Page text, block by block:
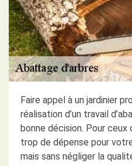
Faire appel à un jardinier
réalisation d’un travail
bonne décision. Pour
trop de dépense pour
mais sans négliger la